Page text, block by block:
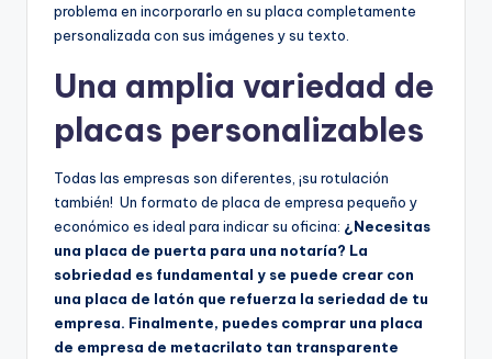
problema en incorporarlo en su placa completamente
personalizada con sus imágenes y su texto.
Una amplia variedad de
placas personalizables
Todas las empresas son diferentes, ¡su rotulación
también! Un formato de placa de empresa pequeño y
económico es ideal para indicar su oficina: ¿Necesitas
una placa de puerta para una notaría? La
sobriedad es fundamental y se puede crear con
una placa de latón que refuerza la seriedad de tu
empresa. Finalmente, puedes comprar una placa
de empresa de metacrilato tan transparente